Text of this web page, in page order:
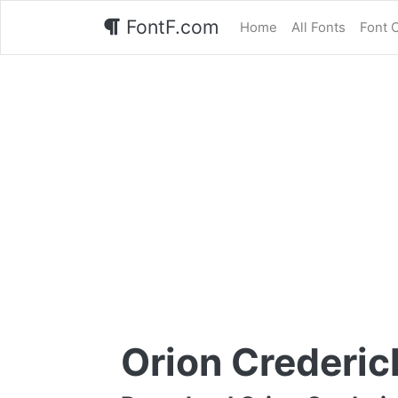
FontF.com Home All Fonts Font
Orion